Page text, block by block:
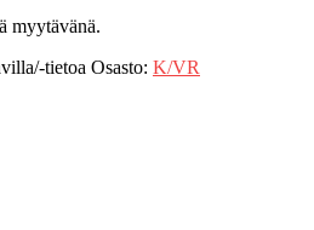
myytävänä.
tietoa Osasto: K/VR